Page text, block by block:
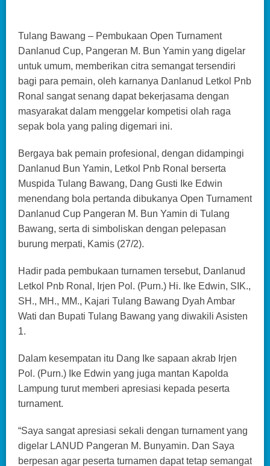
Tulang Bawang – Pembukaan Open Turnament
Danlanud Cup, Pangeran M. Bun Yamin yang digelar
untuk umum, memberikan citra semangat tersendiri
bagi para pemain, oleh karnanya Danlanud Letkol Pnb
Ronal sangat senang dapat bekerjasama dengan
masyarakat dalam menggelar kompetisi olah raga
sepak bola yang paling digemari ini.
Bergaya bak pemain profesional, dengan didampingi
Danlanud Bun Yamin, Letkol Pnb Ronal berserta
Muspida Tulang Bawang, Dang Gusti Ike Edwin
menendang bola pertanda dibukanya Open Turnament
Danlanud Cup Pangeran M. Bun Yamin di Tulang
Bawang, serta di simboliskan dengan pelepasan
burung merpati, Kamis (27/2).
Hadir pada pembukaan turnamen tersebut, Danlanud
Letkol Pnb Ronal, Irjen Pol. (Purn.) Hi. Ike Edwin, SIK.,
SH., MH., MM., Kajari Tulang Bawang Dyah Ambar
Wati dan Bupati Tulang Bawang yang diwakili Asisten
1.
Dalam kesempatan itu Dang Ike sapaan akrab Irjen
Pol. (Purn.) Ike Edwin yang juga mantan Kapolda
Lampung turut memberi apresiasi kepada peserta
turnament.
“Saya sangat apresiasi sekali dengan turnament yang
digelar LANUD Pangeran M. Bunyamin. Dan Saya
berpesan agar peserta turnamen dapat tetap semangat